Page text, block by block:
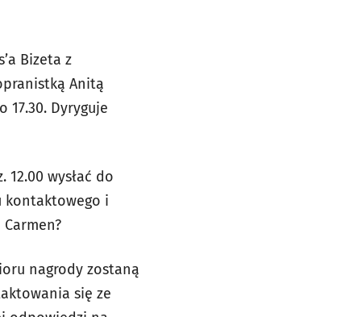
Bizeta z
Anitą
Dyryguje
wysłać do
kontaktowego i
nagrody zostaną
się ze